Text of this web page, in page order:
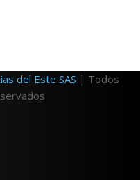
del Este SAS | Todos